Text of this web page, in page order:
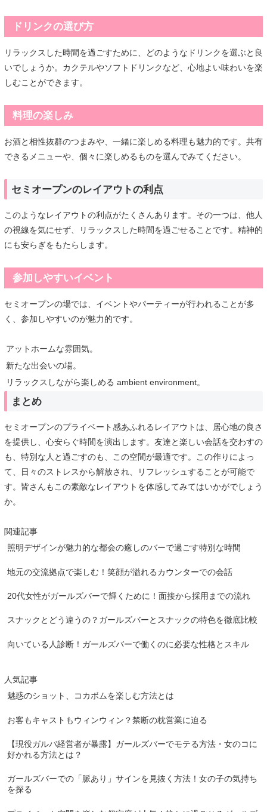
ドリンクの選び方
リラックスした時間を過ごすために、どのようなドリンクを選ぶと良
いでしょうか。カクテルやソフトドリンクなど、心地よい味わいを楽
しむことができます。
料理の楽しみ
お酒と相性抜群のつまみや、一緒に楽しめる料理も魅力的です。共有
できるメニューや、個々に楽しめるものを選んでみてください。
セミオープンのレイアウトの利点
このようなレイアウトの利点がたくさんあります。その一つは、他人
の視線を気にせず、リラックスした時間を過ごせることです。精神的
にも安らぎをもたらします。
参加しやすいイベント
セミオープンの場では、イベントやパーティーが行われることが多
く、参加しやすいのが魅力的です。
アットホームな雰囲気。
新たな出会いの場。
リラックスしながら楽しめる ambient environment。
まとめ
セミオープンのプライベート感あふれるレイアウトは、居心地の良さ
を提供し、心安らぐ時間を演出します。友達と楽しい会話を交わすの
も、特別な人と過ごすのも、この空間が最適です。この作りによっ
て、日々のストレスから解放され、リフレッシュすることが可能で
す。皆さんもこの素敵なレイアウトを体感してみてはいかがでしょう
か。
関連記事
照明デザインが魅力的な都会の癒しのバーで過ごす特別な時間
地元の交流拠点で楽しむ！笑顔が溢れるカウンターでの会話
20代女性がガールズバーで輝くために！面接から採用までの流れ
スナックとどう違うの？ガールズバーとスナックの特色を徹底比較
向いている人診断！ガールズバーで働くのに必要な性格とスキル
人気記事
魅惑のショット、コカボムを楽しむ方法とは
お客もキャストもウィンウィン？禁断の枕営業に迫る
【現役ガルバ経営者が暴露】ガールズバーでモテる方法・女のコに
好かれる方法とは？
ガールズバーでの「脈あり」サインを見抜く方法！女の子の気持ち
を探る